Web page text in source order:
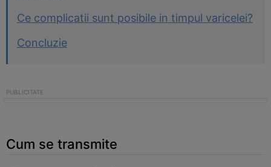
Ce complicatii sunt posibile in timpul varicelei?
Concluzie
Cum se transmite